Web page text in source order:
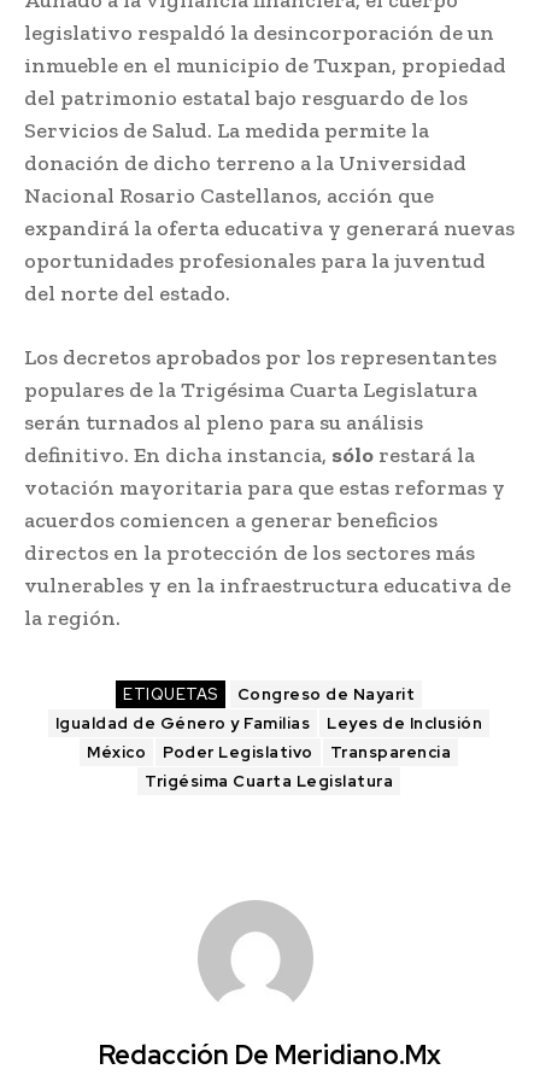
legislativo respaldó la desincorporación de un
inmueble en el municipio de Tuxpan, propiedad
del patrimonio estatal bajo resguardo de los
Servicios de Salud. La medida permite la
donación de dicho terreno a la Universidad
Nacional Rosario Castellanos, acción que
expandirá la oferta educativa y generará nuevas
oportunidades profesionales para la juventud
del norte del estado.
Los decretos aprobados por los representantes
populares de la Trigésima Cuarta Legislatura
serán turnados al pleno para su análisis
definitivo. En dicha instancia, sólo restará la
votación mayoritaria para que estas reformas y
acuerdos comiencen a generar beneficios
directos en la protección de los sectores más
vulnerables y en la infraestructura educativa de
la región.
ETIQUETAS
Congreso de Nayarit
Igualdad de Género y Familias
Leyes de Inclusión
México
Poder Legislativo
Transparencia
Trigésima Cuarta Legislatura
Redacción De Meridiano.mx